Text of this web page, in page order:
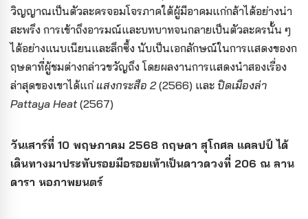
วิญญาณเป็นตัวละครจอมโจรภาคใต้ผู้มีอาคมแก่กล้าได้อย่างน่า
สะพรึง การเข้าถึงอารมณ์และบทบาทจนกลายเป็นตัวละครนั้น ๆ
ได้อย่างแนบเนียนและลึกซึ้ง นับเป็นเอกลักษณ์ในการแสดงของก
ฤษดาที่ผู้ชมต่างกล่าวขวัญถึง โดยผลงานการแสดงนำสองเรื่อง
ล่าสุดของเขาได้แก่แสงกระสือ 2(2566) และ ปิดเมืองล่า
Pattaya Heat (2567)
วันเสาร์ที่ 10 พฤษภาคม 2568 กฤษดา สุโกศล แคลปป์ ได้
เดินทางมาประทับรอยมือรอยเท้าเป็นดาวดวงที่ 206 ณ ลาน
ดารา หอภาพยนตร์